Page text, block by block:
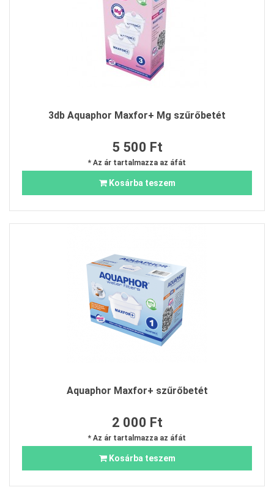
3db Aquaphor Maxfor+ Mg szűrőbetét
5 500 Ft
* Az ár tartalmazza az áfát
Kosárba teszem
Aquaphor Maxfor+ szűrőbetét
2 000 Ft
* Az ár tartalmazza az áfát
Kosárba teszem